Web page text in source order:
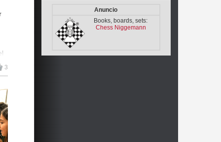
1d
1d
3
Anuncio
Books, boards, sets:
Chess Niggemann